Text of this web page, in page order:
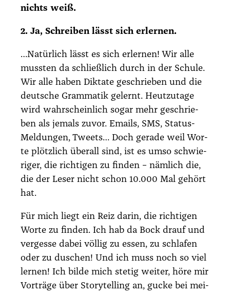
nichts weiß.
2. Ja, Schrei­ben lässt sich erler­nen.
…Natür­lich lässt es sich erler­nen! Wir alle
muss­ten da schließ­lich durch in der Schu­le.
Wir alle haben Dik­ta­te geschrie­ben und die
deut­sche Gram­ma­tik gelernt. Heut­zu­ta­ge
wird wahr­schein­lich sogar mehr geschrie­
ben als jemals zuvor. Emails, SMS, Sta­tus-
Mel­dun­gen, Tweets… Doch gera­de weil Wor­
te plötz­lich über­all sind, ist es umso schwie­
ri­ger, die rich­ti­gen zu fin­den – näm­lich die,
die der Leser nicht schon 10.000 Mal gehört
hat.
Für mich liegt ein Reiz dar­in, die rich­ti­gen
Wor­te zu fin­den. Ich hab da Bock drauf und
ver­ges­se dabei völ­lig zu essen, zu schla­fen
oder zu duschen! Und ich muss noch so viel
ler­nen! Ich bil­de mich ste­tig wei­ter, höre mir
Vor­trä­ge über Sto­rytel­ling an, gucke bei mei­